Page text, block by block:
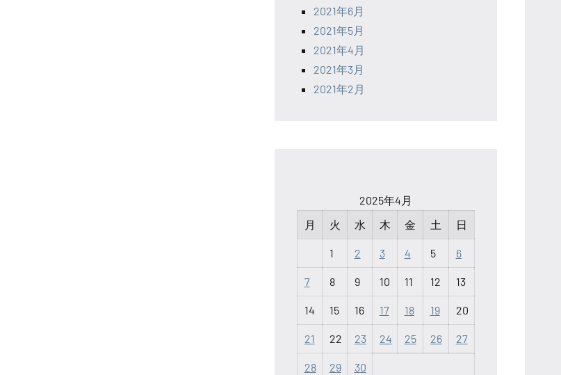
2021年6月
2021年5月
2021年4月
2021年3月
2021年2月
2025年4月
月
火 水 木 金 土 日
1 2 3 4 5 6
7 8 9 10 11 12 13
14 15 16 17 18 19 20
21 22 23 24 25 26 27
28 29 30